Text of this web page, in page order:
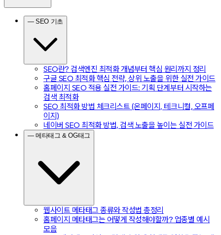
— SEO 기초
SEO란? 검색엔진 최적화 개념부터 핵심 원리까지 정리
구글 SEO 최적화 핵심 전략, 상위 노출을 위한 실전 가이드
홈페이지 SEO 적용 실전 가이드: 기획 단계부터 시작하는
검색 최적화
SEO 최적화 방법 체크리스트 (온페이지, 테크니컬, 오프페
이지)
네이버 SEO 최적화 방법, 검색 노출을 높이는 실전 가이드
— 메타태그 & OG태그
웹사이트 메타태그 종류와 작성법 총정리
홈페이지 메타태그는 어떻게 작성해야할까? 업종별 예시
모음